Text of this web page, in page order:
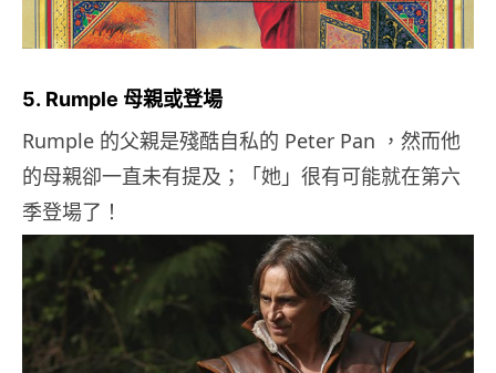
5. Rumple 母親或登場
Rumple 的父親是殘酷自私的 Peter Pan ，然而他
的母親卻一直未有提及；「她」很有可能就在第六
季登場了！